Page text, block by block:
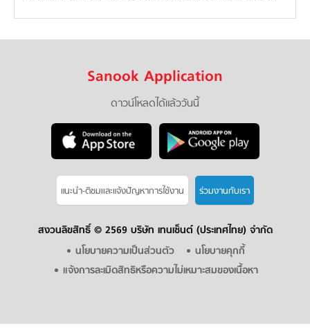
Sanook Application
ดาวน์โหลดได้แล้ววันนี้
แนะนำ-ติชมเเละแจ้งปัญหาการใช้งาน ร่วมงานกับเรา
สงวนลิขสิทธิ์ © 2569 บริษัท เทนเซ็นต์ (ประเทศไทย) จำกัด
นโยบายความเป็นส่วนตัว
นโยบายคุกกี้
แจ้งการละเมิดสิทธิหรือความไม่เหมาะสมของเนื้อหา